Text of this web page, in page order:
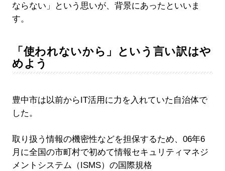
ならない」という思いが、背景にあったといいま
す。
「使われないから」という言い訳はや
めよう
豊中市は以前からIT活用に力を入れていた自治体で
した。
取り扱う情報の機密性などを担保するため、06年6
月に全国の市町村で初めて情報セキュリティマネジ
メントシステム（ISMS）の国際規格